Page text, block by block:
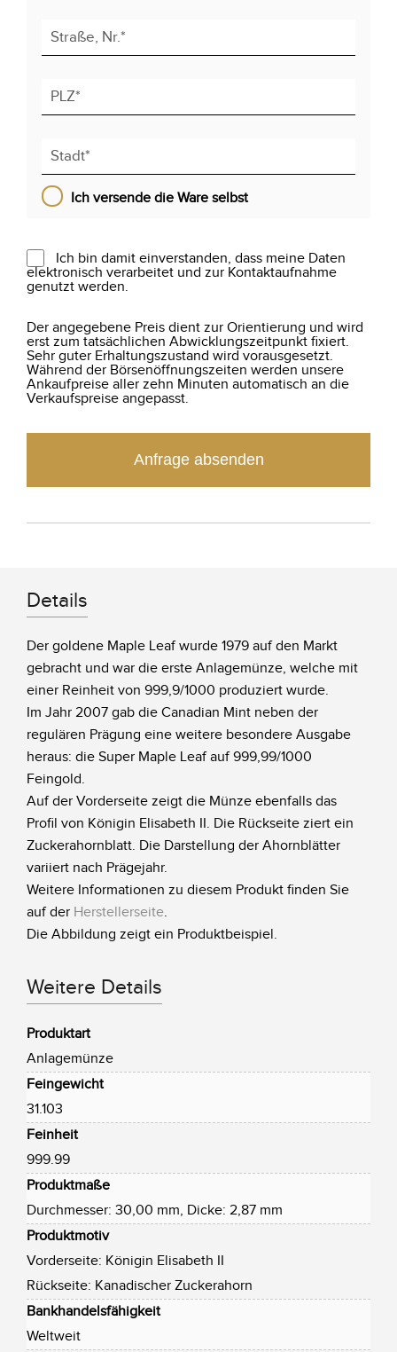
Ich versende die Ware selbst
Ich bin damit einverstanden, dass meine Daten
elektronisch verarbeitet und zur Kontaktaufnahme
genutzt werden.
Der angegebene Preis dient zur Orientierung und wird
erst zum tatsächlichen Abwicklungszeitpunkt fixiert.
Sehr guter Erhaltungszustand wird vorausgesetzt.
Während der Börsenöffnungszeiten werden unsere
Ankaufpreise aller zehn Minuten automatisch an die
Verkaufspreise angepasst.
Anfrage absenden
Details
Der goldene Maple Leaf wurde 1979 auf den Markt
gebracht und war die erste Anlagemünze, welche mit
einer Reinheit von 999,9/1000 produziert wurde.
Im Jahr 2007 gab die Canadian Mint neben der
regulären Prägung eine weitere besondere Ausgabe
heraus: die Super Maple Leaf auf 999,99/1000
Feingold.
Auf der Vorderseite zeigt die Münze ebenfalls das
Profil von Königin Elisabeth II. Die Rückseite ziert ein
Zuckerahornblatt. Die Darstellung der Ahornblätter
variiert nach Prägejahr.
Weitere Informationen zu diesem Produkt finden Sie
auf der Herstellerseite.
Die Abbildung zeigt ein Produktbeispiel.
Weitere Details
Produktart
Anlagemünze
Feingewicht
31.103
Feinheit
999.99
Produktmaße
Durchmesser: 30,00 mm, Dicke: 2,87 mm
Produktmotiv
Vorderseite: Königin Elisabeth II
Rückseite: Kanadischer Zuckerahorn
Bankhandelsfähigkeit
Weltweit